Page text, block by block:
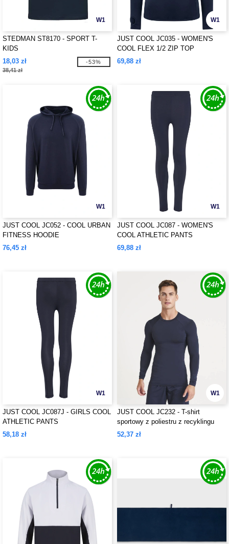
W1
STEDMAN ST8170 - SPORT T-
KIDS
18,03 zł
38,41 zł
-53%
W1
JUST COOL JC035 - WOMEN'S
COOL FLEX 1/2 ZIP TOP
69,88 zł
W1
JUST COOL JC052 - COOL URBAN
FITNESS HOODIE
76,45 zł
W1
JUST COOL JC087 - WOMEN'S
COOL ATHLETIC PANTS
69,88 zł
W1
JUST COOL JC087J - GIRLS COOL
ATHLETIC PANTS
58,18 zł
W1
JUST COOL JC232 - T-shirt
sportowy z poliestru z recyklingu
52,37 zł